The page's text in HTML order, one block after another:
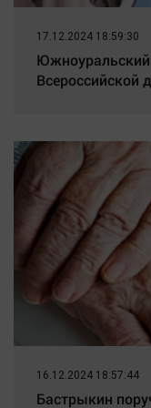
17.12.2024 18:59:30
Южноуральский
Всероссийской
16.12.2024 18:57:44
Бастрыкин